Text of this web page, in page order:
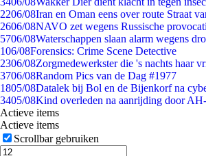
2206/08Iran en Oman eens over route Straat
2606/08NAVO zet wegens Russische
5706/08Waterschappen slaan alarm wegens
106/08Forensics: Crime Scene Detective
2306/08Zorgmedewerkster die 's nachts haar
3706/08Random Pics van de Dag #1977
1805/08Datalek bij Bol en de Bijenkorf na
3405/08Kind overleden na aanrijding door
Actieve items
Actieve items
Scrollbar gebruiken